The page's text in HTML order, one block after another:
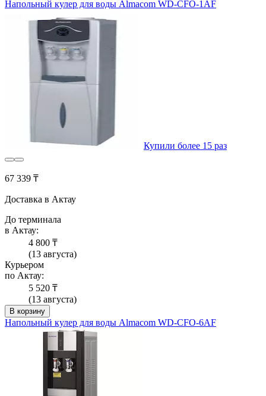
Напольный кулер для воды Almacom WD-CFO-1AF
Купили более 15 раз
67 339 ₸
Доставка в Актау
До терминала
в Актау:
4 800 ₸
(13 августа)
Курьером
по Актау:
5 520 ₸
(13 августа)
В корзину
Напольный кулер для воды Almacom WD-CFO-6AF